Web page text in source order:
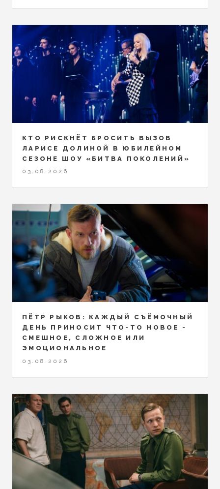
КТО РИСКНЁТ БРОСИТЬ ВЫЗОВ
ЛАРИСЕ ДОЛИНОЙ В ЮБИЛЕЙНОМ
СЕЗОНЕ ШОУ «БИТВА ПОКОЛЕНИЙ»
03.08.2026
ПЁТР РЫКОВ: КАЖДЫЙ СЪЁМОЧНЫЙ
ДЕНЬ ПРИНОСИТ ЧТО-ТО НОВОЕ -
СМЕШНОЕ, СЛОЖНОЕ ИЛИ
ЭМОЦИОНАЛЬНОЕ
03.08.2026